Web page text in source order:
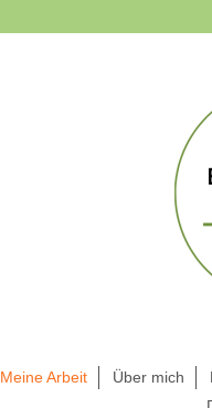
Meine Arbeit Über mich